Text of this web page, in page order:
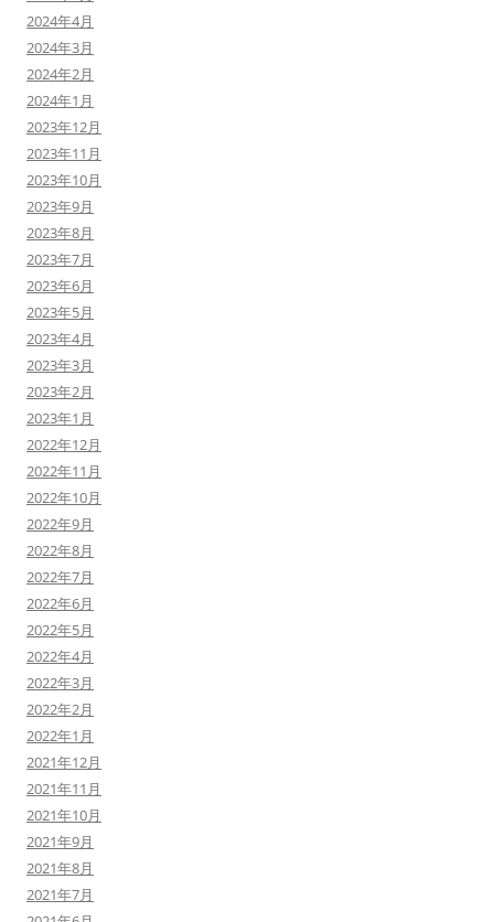
2024年4月
2024年3月
2024年2月
2024年1月
2023年12月
2023年11月
2023年10月
2023年9月
2023年8月
2023年7月
2023年6月
2023年5月
2023年4月
2023年3月
2023年2月
2023年1月
2022年12月
2022年11月
2022年10月
2022年9月
2022年8月
2022年7月
2022年6月
2022年5月
2022年4月
2022年3月
2022年2月
2022年1月
2021年12月
2021年11月
2021年10月
2021年9月
2021年8月
2021年7月